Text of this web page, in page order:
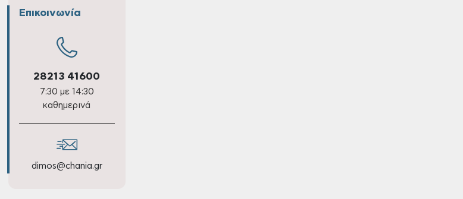
Επικοινωνία
28213 41600
7:30 με 14:30
καθημερινά
dimos@chania.gr